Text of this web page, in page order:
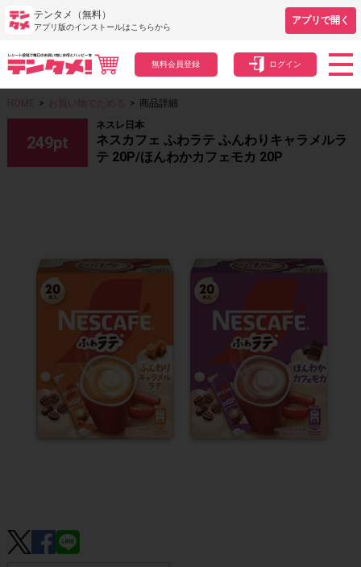
テンタメ（無料）
アプリ版のインストールはこちらから
アプリで開く
無料会員登録 ログイン
HOME > お買い物でためる > 商品詳細
249pt
ネスレ日本
ネスカフェ ふわラテ ふんわりキャラメルラ
テ 20P/ほんわかカフェモカ 20P